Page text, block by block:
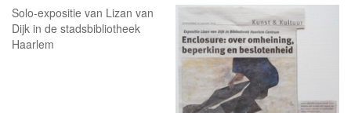
Solo-expositie van Lizan van
Dijk in de stadsbibliotheek
Haarlem